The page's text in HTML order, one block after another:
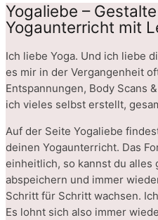
Yogaliebe –
Yogaunterricht mit
Ich liebe Yoga. Und ich liebe
es mir in der Vergangenheit
Entspannungen, Body Scans
ich vieles selbst erstellt,
Auf der Seite Yogaliebe
deinen Yogaunterricht. Das
einheitlich, so kannst du alles
abspeichern und immer
Schritt für Schritt wachsen.
Es lohnt sich also immer